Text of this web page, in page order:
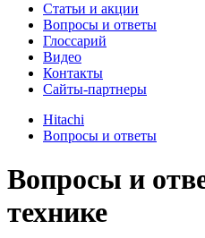
Cтатьи и акции
Вопросы и ответы
Глоссарий
Видео
Контакты
Сайты-партнеры
Hitachi
Вопросы и ответы
Вопросы и
технике